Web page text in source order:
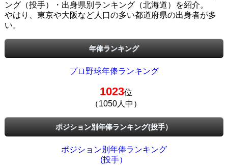
ング（投手）・出身県別ランキング（北海道）を紹介。
やはり、東京や大阪など人口の多い都道府県の出身者が多
い。
年俸ランキング
プロ野球年俸ランキング
1023位
（1050人中）
ポジション別年俸ランキング(投手）
ポジション別年俸ランキング
(投手）